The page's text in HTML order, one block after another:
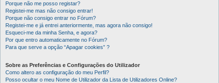
Porque não me posso registar?
Registei-me mas não consigo entrar!
Porque não consigo entrar no Fórum?
Registei-me e já entrei anteriormente, mas agora não consigo!
Esqueci-me da minha Senha, e agora?
Por que entro automaticamente no Fórum?
Para que serve a opção “Apagar cookies” ?
Sobre as Preferências e Configurações do Utilizador
Como altero as configuração do meu Perfil?
Posso ocultar o meu Nome de Utilizador da Lista de Utilizadores Online?